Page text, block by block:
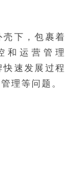
壳下，包裹着
和运营管理
快速发展过程
理等问题。